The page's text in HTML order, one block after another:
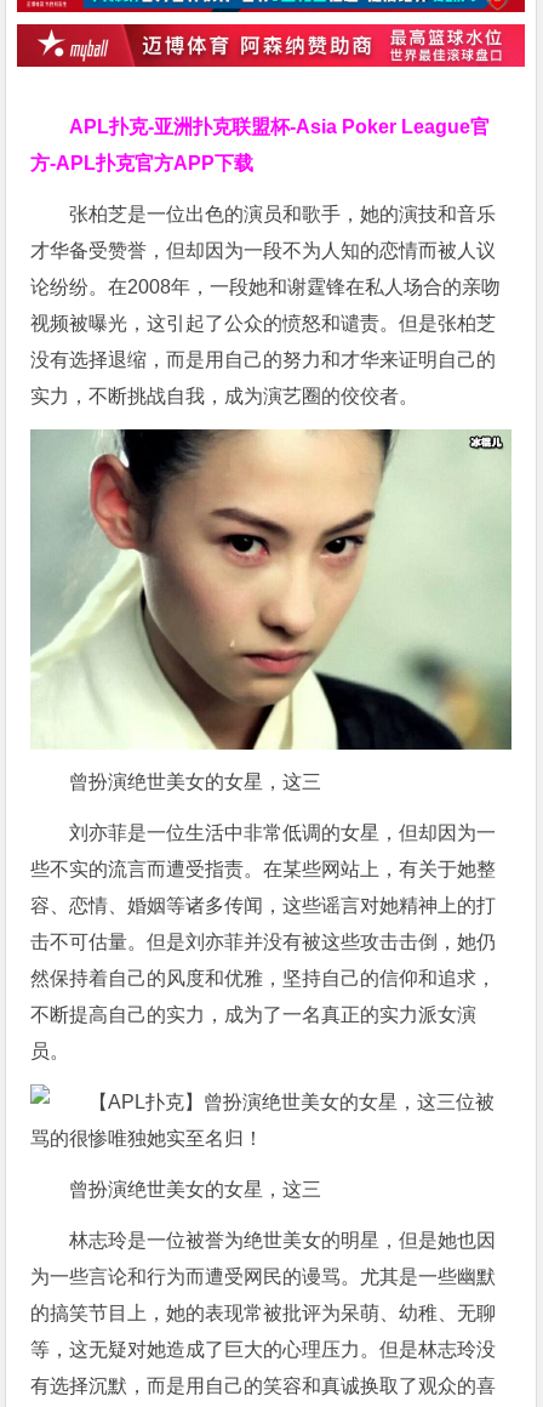
APL扑克-亚洲扑克联盟杯-Asia Poker League官
方-APL扑克官方APP下载
张柏芝是一位出色的演员和歌手，她的演技和音乐
才华备受赞誉，但却因为一段不为人知的恋情而被人议
论纷纷。在2008年，一段她和谢霆锋在私人场合的亲吻
视频被曝光，这引起了公众的愤怒和谴责。但是张柏芝
没有选择退缩，而是用自己的努力和才华来证明自己的
实力，不断挑战自我，成为演艺圈的佼佼者。
曾扮演绝世美女的女星，这三
刘亦菲是一位生活中非常低调的女星，但却因为一
些不实的流言而遭受指责。在某些网站上，有关于她整
容、恋情、婚姻等诸多传闻，这些谣言对她精神上的打
击不可估量。但是刘亦菲并没有被这些攻击击倒，她仍
然保持着自己的风度和优雅，坚持自己的信仰和追求，
不断提高自己的实力，成为了一名真正的实力派女演
员。
曾扮演绝世美女的女星，这三
林志玲是一位被誉为绝世美女的明星，但是她也因
为一些言论和行为而遭受网民的谩骂。尤其是一些幽默
的搞笑节目上，她的表现常被批评为呆萌、幼稚、无聊
等，这无疑对她造成了巨大的心理压力。但是林志玲没
有选择沉默，而是用自己的笑容和真诚换取了观众的喜